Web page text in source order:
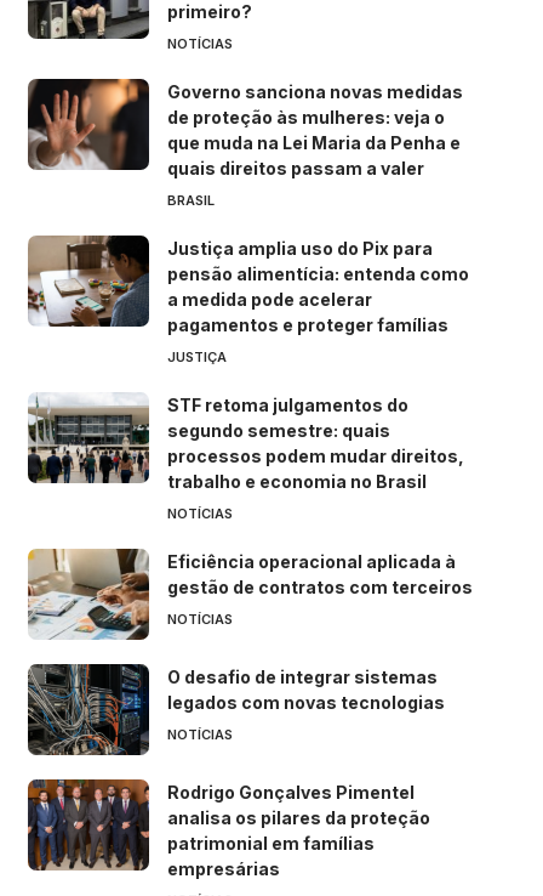
primeiro?
NOTÍCIAS
Governo sanciona novas medidas
de proteção às mulheres: veja o
que muda na Lei Maria da Penha e
quais direitos passam a valer
BRASIL
Justiça amplia uso do Pix para
pensão alimentícia: entenda como
a medida pode acelerar
pagamentos e proteger famílias
JUSTIÇA
STF retoma julgamentos do
segundo semestre: quais
processos podem mudar direitos,
trabalho e economia no Brasil
NOTÍCIAS
Eficiência operacional aplicada à
gestão de contratos com terceiros
NOTÍCIAS
O desafio de integrar sistemas
legados com novas tecnologias
NOTÍCIAS
Rodrigo Gonçalves Pimentel
analisa os pilares da proteção
patrimonial em famílias
empresárias